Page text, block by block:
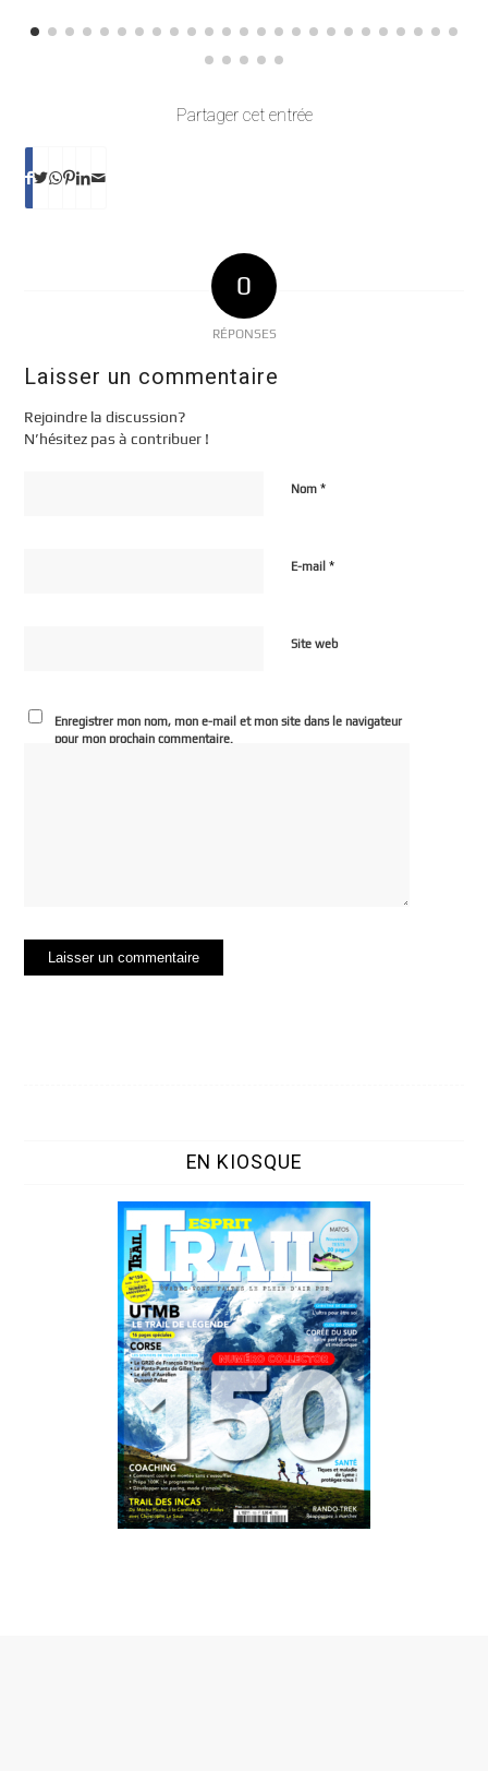
Partager cet entrée
0
RÉPONSES
Laisser un commentaire
Rejoindre la discussion?
N’hésitez pas à contribuer !
Nom*
E-mail*
Site web
Enregistrer mon nom, mon e-mail et mon site dans le navigateur
pour mon prochain commentaire.
EN KIOSQUE